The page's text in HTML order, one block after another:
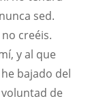
sed.
creéis.
y al que
bajado del
de